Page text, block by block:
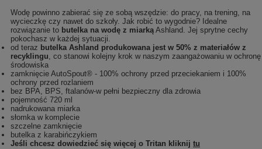
Wodę powinno zabierać się ze sobą wszędzie: do pracy, na trening, na
wycieczkę czy nawet do szkoły. Jak robić to wygodnie? Idealne
rozwiązanie to butelka na wodę z miarkąAshland. Jej sprytne cechy
pokochasz w każdej sytuacji.
od teraz butelka Ashland produkowana jest w 50% z materiałów z
recyklingu, co stanowi kolejny krok w naszym zaangażowaniu w ochronę
środowiska
zamknięcie AutoSpout® - 100% ochrony przed przeciekaniem i 100%
ochrony przed rozlaniem
bez BPA, BPS, ftalanów-w pełni bezpieczny dla zdrowia
pojemność 720 ml
nadrukowana miarka
słomka w komplecie
szczelne zamknięcie
butelka z karabińczykiem
Jeśli chcesz dowiedzieć się więcej o Tritan kliknij tu